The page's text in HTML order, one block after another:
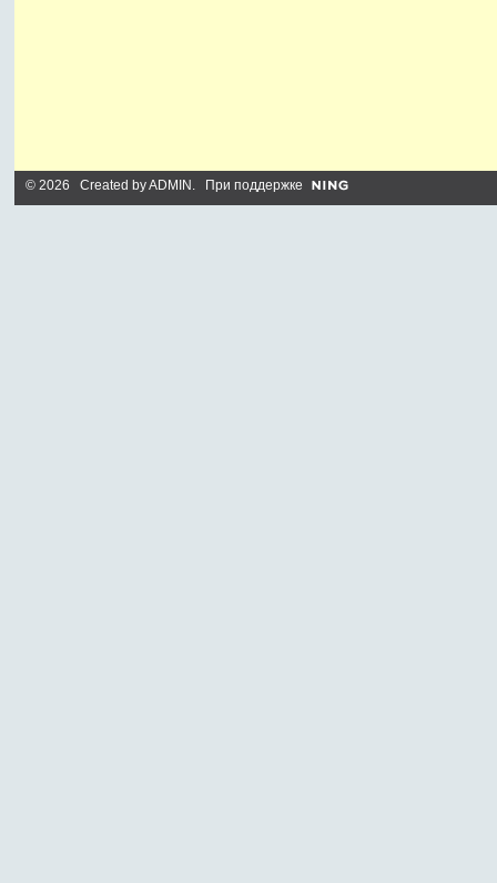
© 2026 Created byADMIN . При поддержке